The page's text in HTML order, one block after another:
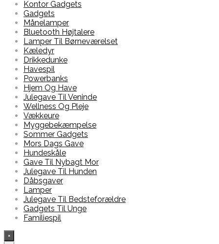
Kontor Gadgets
Gadgets
Månelamper
Bluetooth Højtalere
Lamper Til Børneværelset
Kæledyr
Drikkedunke
Havespil
Powerbanks
Hjem Og Have
Julegave Til Veninde
Wellness Og Pleje
Vækkeure
Myggebekæmpelse
Sommer Gadgets
Mors Dags Gave
Hundeskåle
Gave Til Nybagt Mor
Julegave Til Hunden
Dåbsgaver
Lamper
Julegave Til Bedsteforældre
Gadgets Til Unge
Familiespil
×